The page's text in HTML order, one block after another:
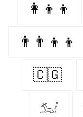
👩‍👦‍👦
👨‍👨‍👦‍👦
🇨🇬
𓃫